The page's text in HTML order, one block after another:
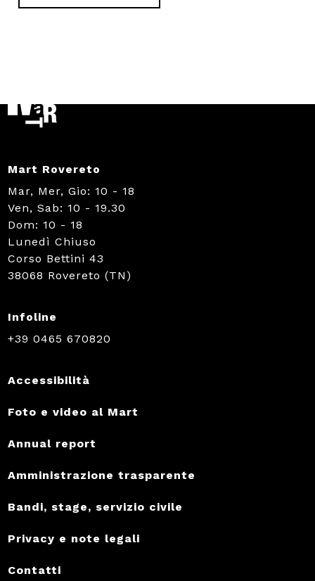
Mart Rovereto
Mar, Mer, Gio: 10 - 18
Ven, Sab: 10 - 19.30
Dom: 10 - 18
Lunedì Chiuso
Corso Bettini 43
38068 Rovereto (TN)
Infoline
+39 0465 670820
Accessibilità
Foto e video al Mart
Annual report
Amministrazione trasparente
Bandi, stage, servizio civile
Privacy e note legali
Contatti